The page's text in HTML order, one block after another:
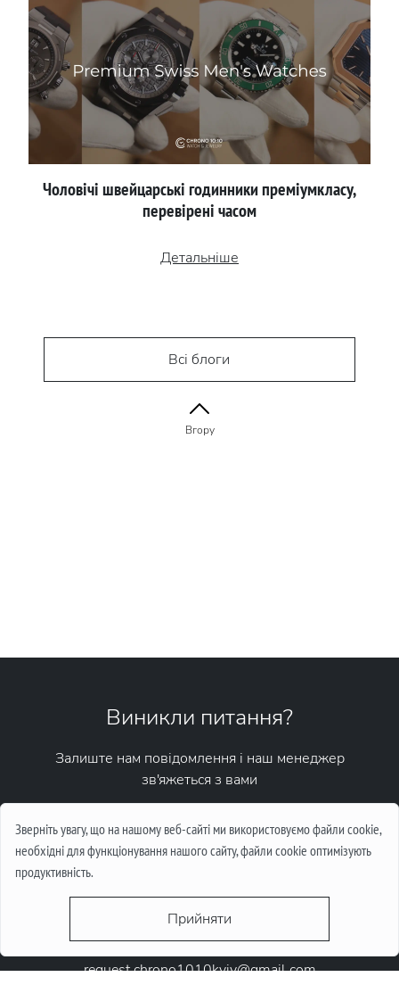
Зверніть увагу, що на нашому веб-сайті ми використовуємо файли cookie,
необхідні для функціонування нашого сайту, файли cookie оптимізують
продуктивність.
Прийняти
Чоловічі швейцарські годинники преміумкласу,
перевірені часом
Детальніше
Всі блоги
Вгору
request.chrono1010kyiv@gmail.com
Виникли питання?
Залиште нам повідомлення і наш менеджер
зв'яжеться з вами
Написати повідомлення